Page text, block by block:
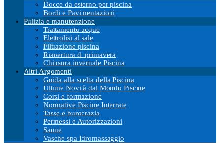
Docce da esterno per piscina
Bordi e Pavimentazioni
Pulizia e manutenzione
Trattamento acque
Elettrolisi al sale
Filtrazione piscina
Riapertura di primavera
Chiusura invernale Piscina
Altri Argomenti
Guida alla scelta della Piscina
Ultime Novità dal Mondo Piscine
Corsi e formazione
Normative Piscine Interrate
Tasse e burocrazia
Permessi e Autorizzazioni
Saune
Vasche spa Idromassaggio